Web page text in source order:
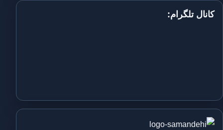
کانال تلگرام: